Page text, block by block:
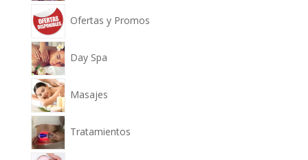
Ofertas y Promos
Day Spa
Masajes
Tratamientos